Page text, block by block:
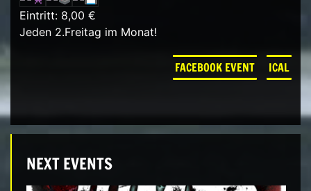
Eintritt: 8,00 €
Jeden 2.Freitag im Monat!
FACEBOOK EVENT ICAL
NEXT EVENTS